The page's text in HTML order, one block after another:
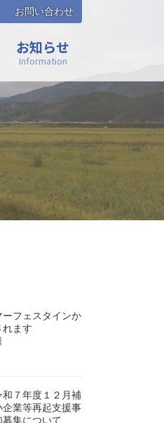
お問い合わせ
お知らせ
Information
ーフェスタインか
れます
７年度１２月補
業等再起支援事
集について